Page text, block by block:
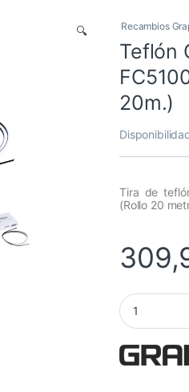
🔍 Recambios
Teflón
20m.)
Tira de
(Rollo 20
Teflón